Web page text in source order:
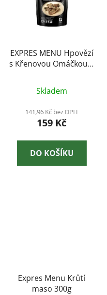
EXPRES MENU Hpovězí
s Křenovou Omáčkou 1
Skladem
141,96 Kč bez DPH
159 Kč
DO KOŠÍKU
Expres Menu Krůtí
maso 300g